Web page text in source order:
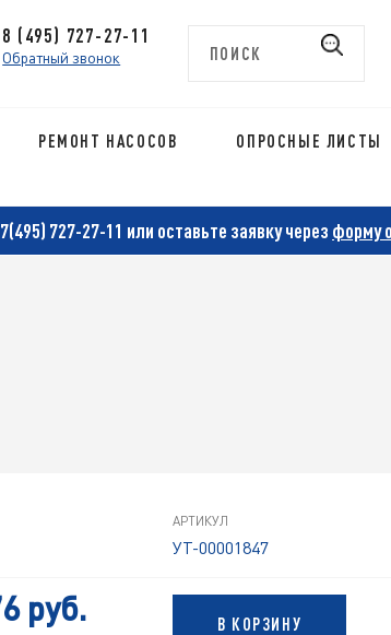
8 (495) 727-27-11
Обратный звонок
РЕМОНТ НАСОСОВ ОПРОСНЫЕ ЛИСТЫ
727-27-11 или оставьте заявку через форму
АРТИКУЛ
УТ-00001847
руб. В КОРЗИНУ